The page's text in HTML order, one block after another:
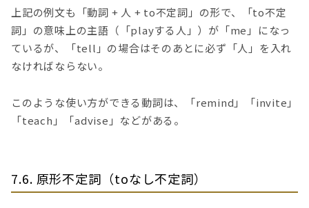
上記の例文も「動詞 + 人 + to不定詞」の形で、「to不定
詞」の意味上の主語（「playする人」）が「me」になっ
ているが、「tell」の場合はそのあとに必ず「人」を入れ
なければならない。
このような使い方ができる動詞は、「remind」「invite」
「teach」「advise」などがある。
7.6. 原形不定詞（toなし不定詞）